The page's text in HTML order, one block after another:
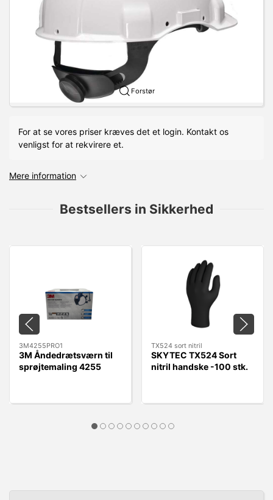
Forstør
For at se vores priser kræves det et login. Kontakt os
venligst for at rekvirere et.
Mere information
Bestsellers in Sikkerhed
3M4255PRO1
3M Åndedrætsværn til
sprøjtemaling 4255
TX524 sort nitril
SKYTEC TX524 Sort
nitril handske -100 stk.